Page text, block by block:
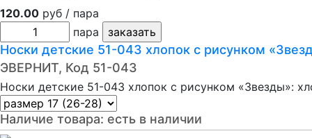
120.00 руб / пара
пара
Носки детские 51-043 хлопок с рисунком
ЭВЕРНИТ, Код 51-043
Носки детские 51-043 хлопок с рисунком «Звезды»:
Наличие товара: есть в наличии